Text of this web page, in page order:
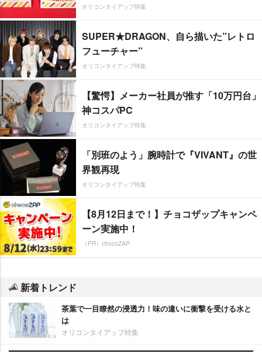
オリコンタイアップ特集
SUPER★DRAGON、自ら描いた”レトロ
フューチャー”
オリコンタイアップ特集
【驚愕】メーカー社員が推す「10万円台」
神コスパPC
オリコンタイアップ特集
「別班のよう」腕時計で『VIVANT』の世
界観再現
オリコンタイアップ特集
【8月12日まで！】チョコザップキャンペ
ーン実施中！
（PR）chocoZAP
新着トレンド
茶葉で一目瞭然の浸透力！味の違いに衝撃を受ける水と
は
オリコンタイアップ特集